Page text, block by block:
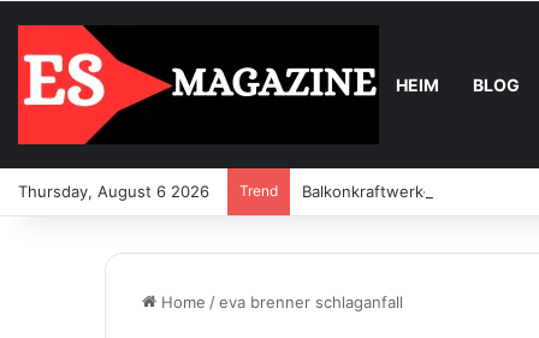
HEIM BLOG
Thursday, August 6 2026 Trend Balkonkraftwerk-Upgrade:
Home /eva brenner schlaganfall